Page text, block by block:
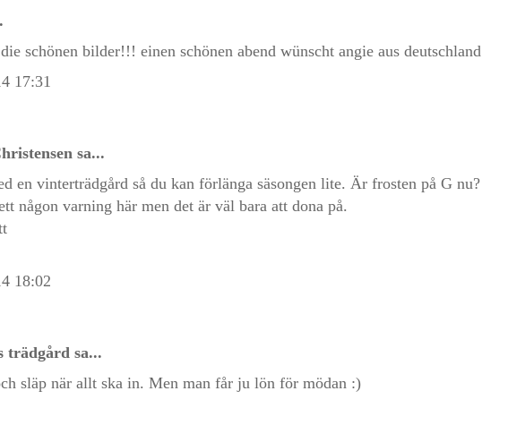
schönen bilder!!! einen schönen abend wünscht angie aus deutschland
17:31
sa...
en vinterträdgård så du kan förlänga säsongen lite. Är frosten på G nu?
någon varning här men det är väl bara att dona på.
18:02
trädgård sa...
släp när allt ska in. Men man får ju lön för mödan :)